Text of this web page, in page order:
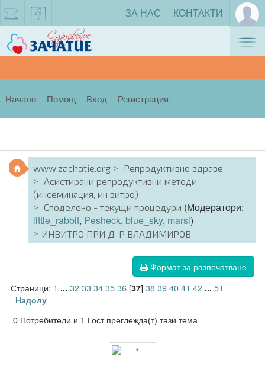
facebook
ЗА НАС КОНТАКТИ
Начало Помощ Вход Регистрация
www.zachatie.org
Репродуктивно здраве
Асистирани репродуктивни методи
(инсеминация, ин витро)
Споделено - текущи процедури (Модератори:
little_rabbit, Pesheck, blue_sky, marsi)
ИНВИТРО ПРИ Д-Р ВЛАДИМИРОВ
Формат за разпечатване
Страници: 1 ... 3233343536[37] 38394041 42 ... 51
Надолу
0 Потребители и 1 Гост преглежда(т) тази тема.